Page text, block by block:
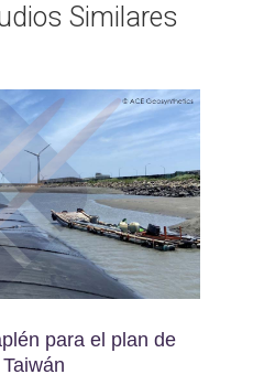
Similares
para el plan de